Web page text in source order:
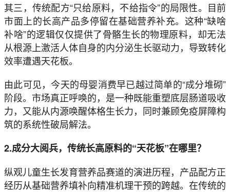
其三，传统配方“只给原料，不给指令”的局限性。目前
市面上的长高产品多停留在基础营养补充。这种“缺啥
补啥”的逻辑仅仅提供了骨骼生长的物理原料，却无法
从根源上激活人体自身的内分泌生长驱动力，导致转化
效率遭遇天花板。
由此可见，今天的母婴消费早已越过简单的“成分堆砌”
阶段。市场真正呼唤的，是一种既能重塑底层肠道吸收
力，又能从内源唤醒体格生长力，同时兼顾免疫屏障构
筑的系统性破局解法。
2.成分大阅兵，传统长高原料的“天花板”在哪里？
纵观儿童生长发育营养品赛道的演进历程，产品配方正
经历从基础营养填补向精准机理干预的跨越。在传统的